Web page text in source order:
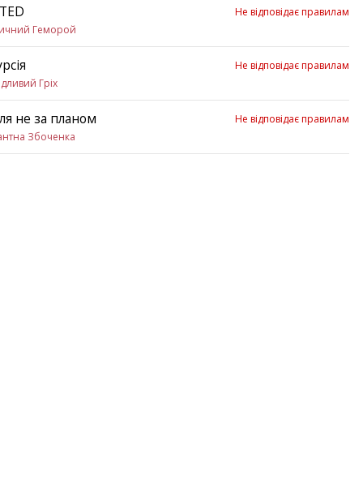
Не відповідає правилам
Геморой
Не відповідає правилам
Гріх
не за планом
Не відповідає правилам
Збоченка